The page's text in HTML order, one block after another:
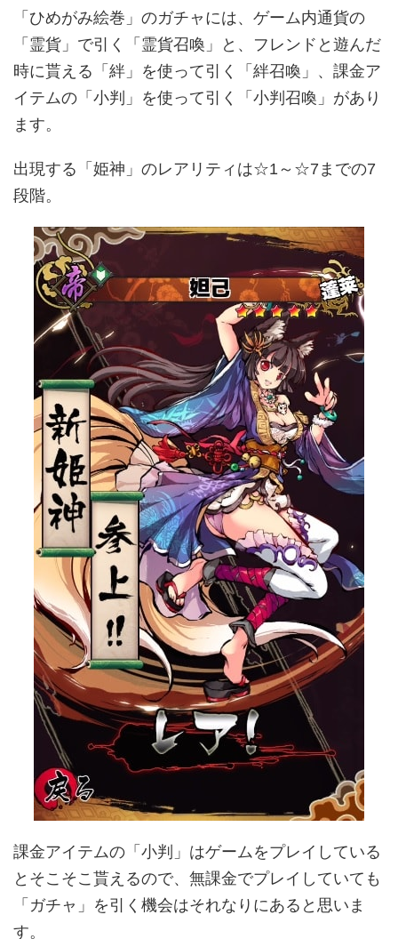
「ひめがみ絵巻」のガチャには、ゲーム内通貨の
「霊貨」で引く「霊貨召喚」と、フレンドと遊んだ
時に貰える「絆」を使って引く「絆召喚」、課金ア
イテムの「小判」を使って引く「小判召喚」があり
ます。
出現する「姫神」のレアリティは☆1～☆7までの7
段階。
課金アイテムの「小判」はゲームをプレイしている
とそこそこ貰えるので、無課金でプレイしていても
「ガチャ」を引く機会はそれなりにあると思いま
す。